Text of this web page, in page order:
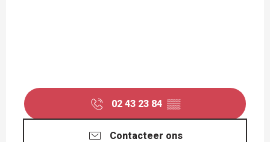
02 43 23 84 ▒▒
Contacteer ons